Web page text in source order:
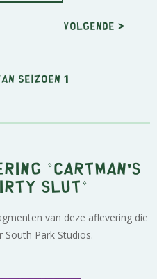
Volgende >
seizoen 1
"Cartman's
Slut"
van deze aflevering die
Park Studios.